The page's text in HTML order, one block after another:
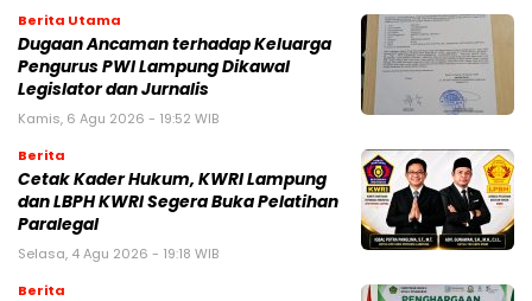
Berita Utama
Dugaan Ancaman terhadap Keluarga
Pengurus PWI Lampung Dikawal
Legislator dan Jurnalis
Kamis, 6 Agu 2026 - 19:52 WIB
Berita
Cetak Kader Hukum, KWRI Lampung
dan LBPH KWRI Segera Buka Pelatihan
Paralegal
Selasa, 4 Agu 2026 - 19:18 WIB
Berita